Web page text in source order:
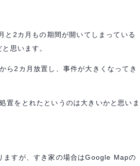
月と 2カ月もの期間が開いてしまっている
思います。
ら 2 カ月放置し、事件が大きくなってき
置をとれたというのは大きいかと思いま
ますが、すき家の場合はGoogle Mapの